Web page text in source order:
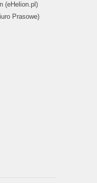
(eHelion.pl)
Prasowe)